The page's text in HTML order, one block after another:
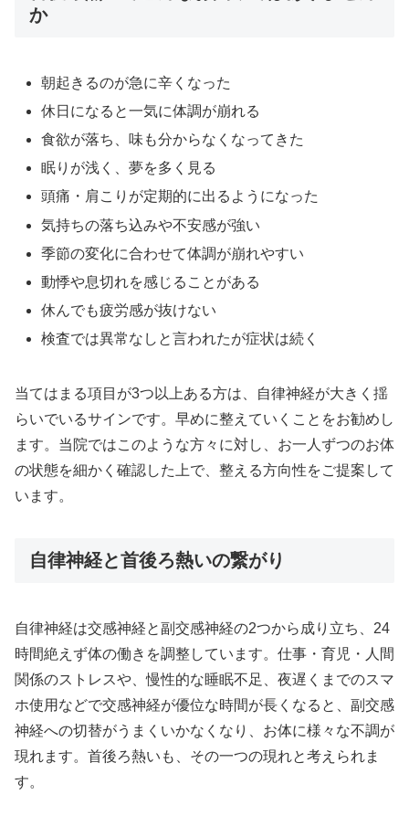
か
朝起きるのが急に辛くなった
休日になると一気に体調が崩れる
食欲が落ち、味も分からなくなってきた
眠りが浅く、夢を多く見る
頭痛・肩こりが定期的に出るようになった
気持ちの落ち込みや不安感が強い
季節の変化に合わせて体調が崩れやすい
動悸や息切れを感じることがある
休んでも疲労感が抜けない
検査では異常なしと言われたが症状は続く
当てはまる項目が3つ以上ある方は、自律神経が大きく揺
らいでいるサインです。早めに整えていくことをお勧めし
ます。当院ではこのような方々に対し、お一人ずつのお体
の状態を細かく確認した上で、整える方向性をご提案して
います。
自律神経と首後ろ熱いの繋がり
自律神経は交感神経と副交感神経の2つから成り立ち、24
時間絶えず体の働きを調整しています。仕事・育児・人間
関係のストレスや、慢性的な睡眠不足、夜遅くまでのスマ
ホ使用などで交感神経が優位な時間が長くなると、副交感
神経への切替がうまくいかなくなり、お体に様々な不調が
現れます。首後ろ熱いも、その一つの現れと考えられま
す。